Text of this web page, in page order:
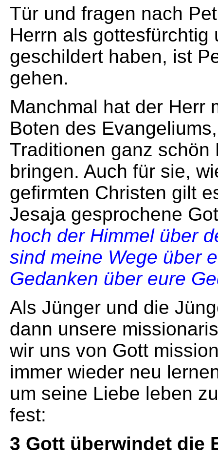
Tür und fragen nach
Herrn als
geschildert haben, ist
gehen.
Manchmal hat der Herr
Boten des
Traditionen ganz
bringen. Auch für sie,
gefirmten Christen gilt
Jesaja gesprochene
hoch der Himmel über
sind meine Wege über
Gedanken über eure
Als Jünger und die
dann unsere
wir uns von Gott
immer wieder neu
um seine Liebe leben
fest:
3 Gott überwindet die